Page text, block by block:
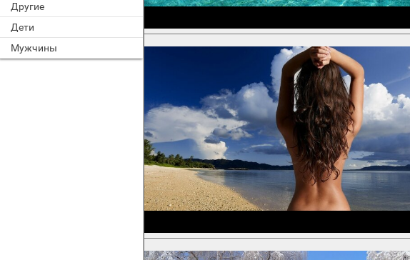
Другие
Дети
Мужчины